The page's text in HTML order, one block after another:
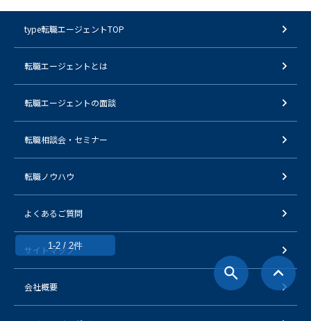
1-2 / 2件
type転職エージェントTOP
転職エージェントとは
転職エージェントの面談
転職相談会・セミナー
転職ノウハウ
よくあるご質問
サイトマップ
会社概要